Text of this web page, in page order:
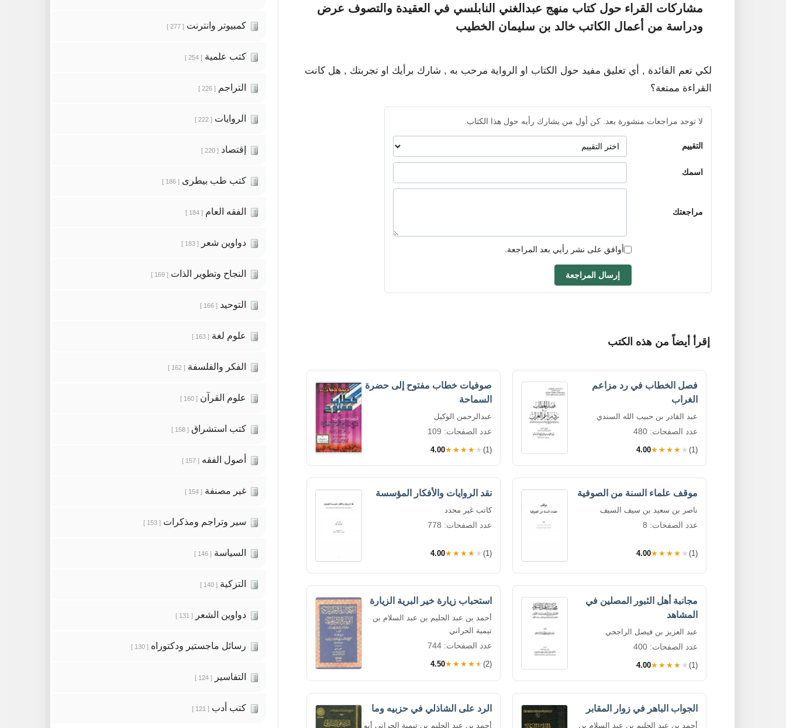
مشاركات القراء حول كتاب منهج عبدالغني النابلسي في العقيدة والتصوف عرض
ودراسة من أعمال الكاتب خالد بن سليمان الخطيب
لكي تعم الفائدة , أي تعليق مفيد حول الكتاب او الرواية مرحب به , شارك برأيك او تجربتك , هل كانت
القراءة ممتعة؟
لا توجد مراجعات منشورة بعد. كن أول من يشارك رأيه حول هذا الكتاب.
التقييم
اسمك
مراجعتك
أوافق على نشر رأيي بعد المراجعة.
إرسال المراجعة
إقرأ أيضاً من هذه الكتب
فصل الخطاب في رد مزاعم
الغراب
عبد القادر بن حبيب الله السندي
عدد الصفحات: 480
4.00★★★★★ (1)
صوفيات خطاب مفتوح إلى حضرة
السماحة
عبدالرحمن الوكيل
عدد الصفحات: 109
4.00★★★★★ (1)
موقف علماء السنة من الصوفية
ناصر بن سعيد بن سيف السيف
عدد الصفحات: 8
4.00★★★★★ (1)
نقد الروايات والأفكار المؤسسة
كاتب غير محدد
عدد الصفحات: 778
4.00★★★★★ (1)
مجانبة أهل الثبور المصلين في
المشاهد
عبد العزيز بن فيصل الراجحي
عدد الصفحات: 400
4.00★★★★★ (1)
استحباب زيارة خير البرية الزيارة
أحمد بن عبد الحليم بن عبد السلام بن
تيمية الحراني
عدد الصفحات: 744
4.50★★★★★ (2)
الجواب الباهر في زوار المقابر
أحمد بن عبد الحليم بن عبد السلام بن
الرد على الشاذلي في حزبيه وما
أحمد بن عبد الحليم بن تيمية الحراني أبو
كمبيوتر وانترنت [ 277 ]
كتب علمية [ 254 ]
التراجم [ 226 ]
الروايات [ 222 ]
إقتصاد [ 220 ]
كتب طب بيطرى [ 186 ]
الفقه العام [ 184 ]
دواوين شعر [ 183 ]
النجاح وتطوير الذات [ 169 ]
التوحيد [ 166 ]
علوم لغة [ 163 ]
الفكر والفلسفة [ 162 ]
علوم القرآن [ 160 ]
كتب استشراق [ 158 ]
أصول الفقه [ 157 ]
غير مصنفة [ 154 ]
سير وتراجم ومذكرات [ 153 ]
السياسة [ 146 ]
التزكية [ 140 ]
دواوين الشعر [ 131 ]
رسائل ماجستير ودكتوراه [ 130 ]
التفاسير [ 124 ]
كتب أدب [ 121 ]